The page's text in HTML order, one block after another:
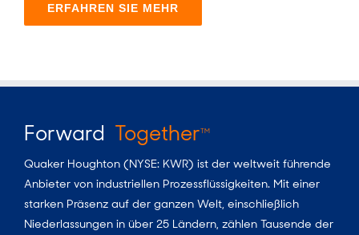
ERFAHREN SIE MEHR
Forward TogetherTM
Quaker Houghton (NYSE: KWR) ist der weltweit führende
Anbieter von industriellen Prozessflüssigkeiten. Mit einer
starken Präsenz auf der ganzen Welt, einschließlich
Niederlassungen in über 25 Ländern, zählen Tausende der